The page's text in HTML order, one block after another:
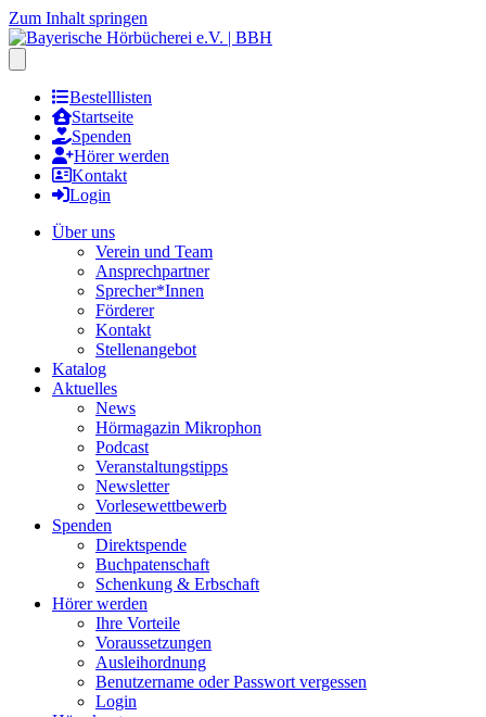
Zum Inhalt springen
Bestelllisten
Startseite
Spenden
Hörer werden
Kontakt
Login
Über uns
Verein und Team
Ansprechpartner
Sprecher*Innen
Förderer
Kontakt
Stellenangebot
Katalog
Aktuelles
News
Hörmagazin Mikrophon
Podcast
Veranstaltungstipps
Newsletter
Vorlesewettbewerb
Spenden
Direktspende
Buchpatenschaft
Schenkung & Erbschaft
Hörer werden
Ihre Vorteile
Voraussetzungen
Ausleihordnung
Benutzername oder Passwort vergessen
Login